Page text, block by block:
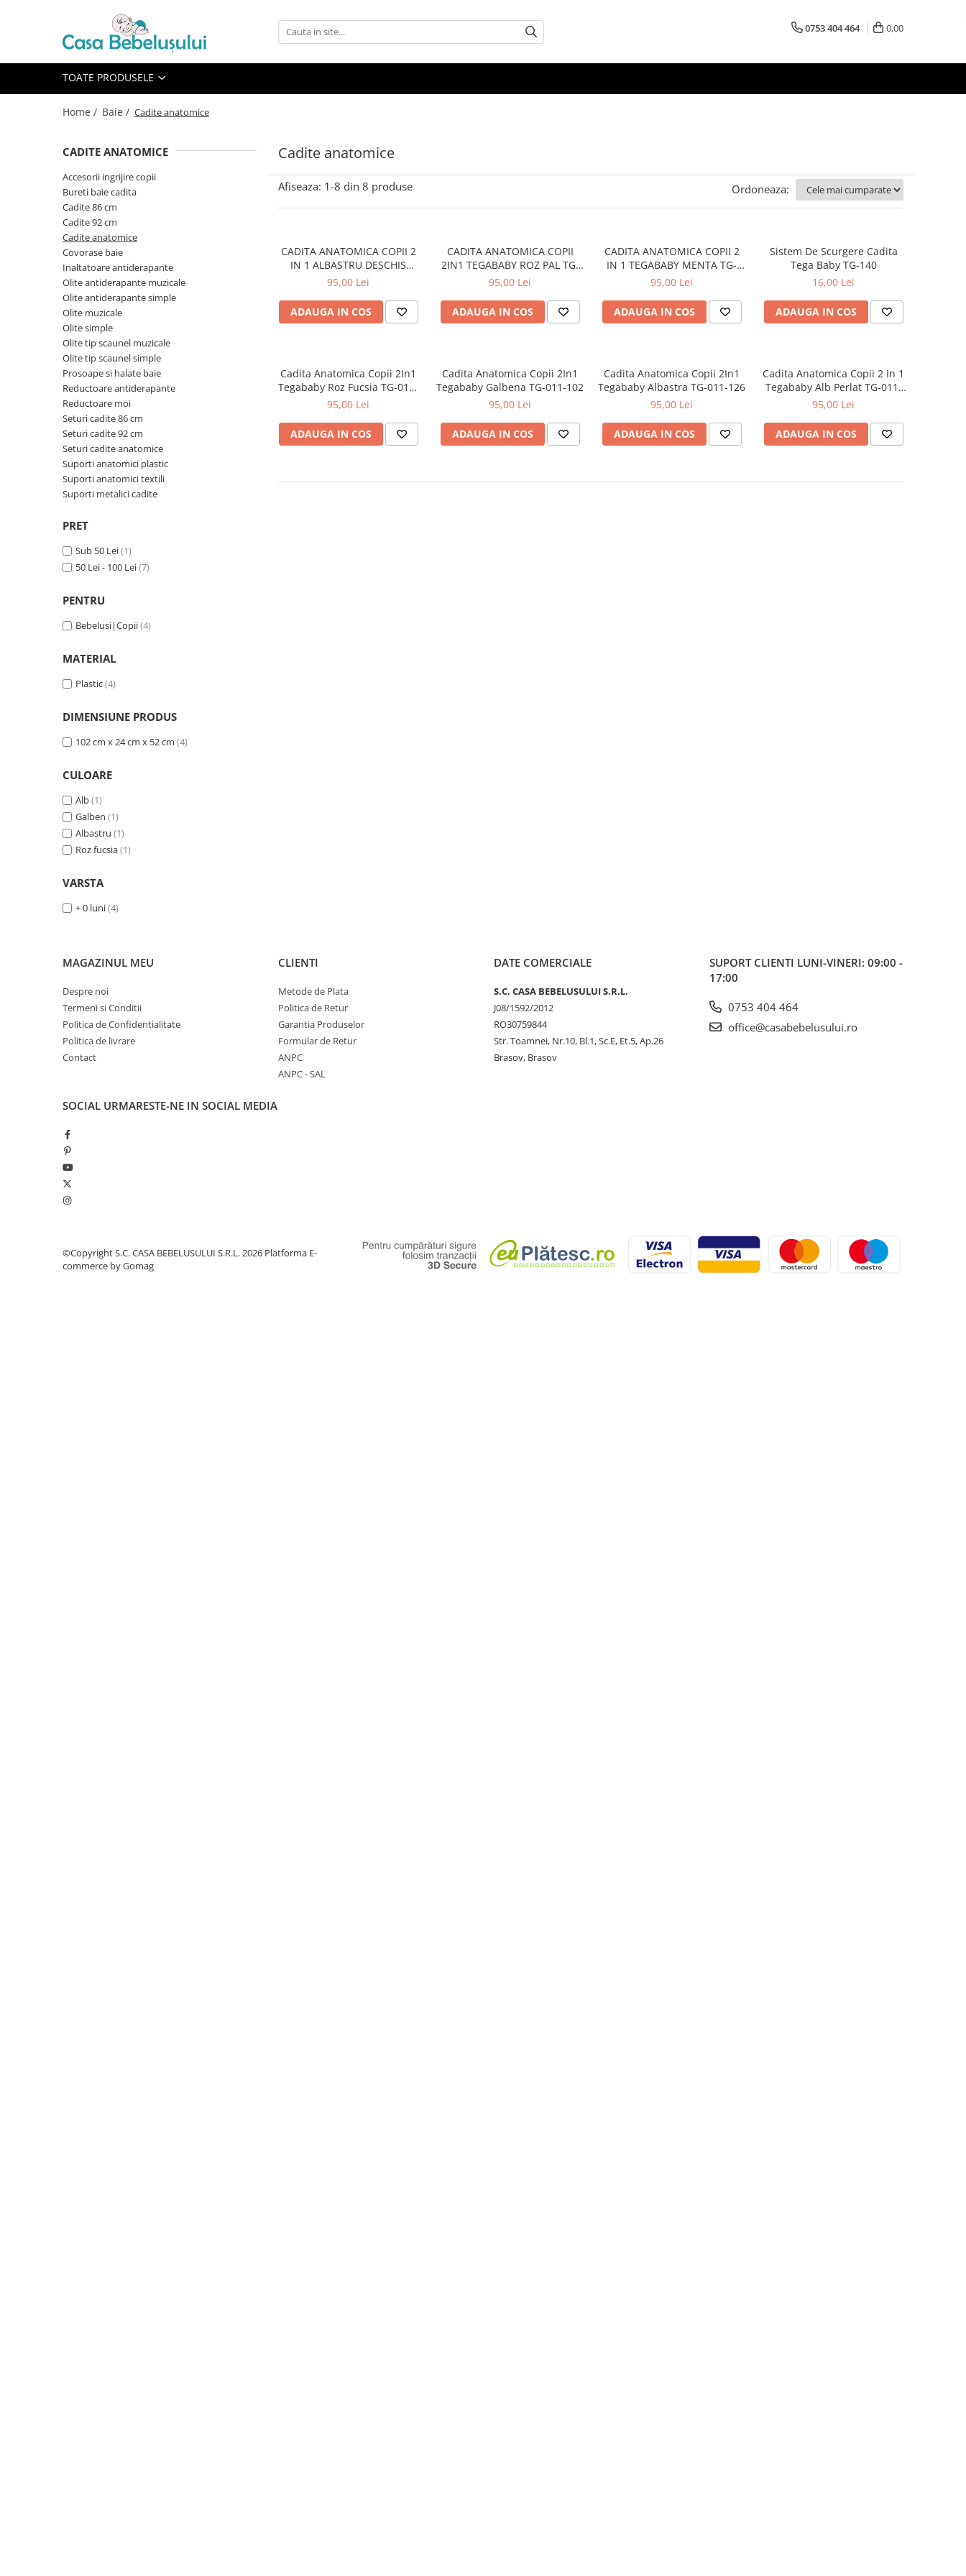
Toate Produsele
Accesorii carucioare copii
Accesorii carucioare
Cantare bebelusi si copii
Termometre copii
Accesorii ingrijire copii
Bureti baie cadita
Cadite 86 cm
Cadite 92 cm
Cadite anatomice
Covorase baie
Inaltatoare antiderapante
Olite antiderapante muzicale
Olite antiderapante simple
Olite muzicale
Olite simple
Olite tip scaunel muzicale
Olite tip scaunel simple
Reductoare antiderapante
Reductoare moi
Seturi cadite 86 cm
Seturi cadite 92 cm
Suporti anatomici textili
Suporti metalici cadite
Accesorii patuturi
Fotolii, mese si scaune copii
Leagane copii
Mese de infasat BASIC 50x70 cm
Mese de infasat capat inchis 50x70
Mese de infasat COMFORT 50x70
Mese de infasat moi
Mese de infasat Ultra Light 50x70
Patuturi pliabile
Sisteme de siguranta copii
Jucarii bebelusi
Centre de activitati
Jucarii bip-bip si chitaitoare
Jucarii de agatat
Jucarii educative bebe
0753 404 464 0,00
TOATE PRODUSELE
Home / Baie / Cadite anatomice
Cadite anatomice
CADITE ANATOMICE
Accesorii ingrijire copii
Bureti baie cadita
Cadite 86 cm
Cadite 92 cm
Cadite anatomice
Covorase baie
Inaltatoare antiderapante
Olite antiderapante muzicale
Olite antiderapante simple
Olite muzicale
Olite simple
Olite tip scaunel muzicale
Olite tip scaunel simple
Prosoape si halate baie
Reductoare antiderapante
Reductoare moi
Seturi cadite 86 cm
Seturi cadite 92 cm
Seturi cadite anatomice
Suporti anatomici plastic
Suporti anatomici textili
Suporti metalici cadite
PRET
Sub 50 Lei(1)
50 Lei - 100 Lei(7)
PENTRU
Bebelusi|Copii(4)
MATERIAL
Plastic(4)
DIMENSIUNE PRODUS
102 cm x 24 cm x 52 cm (4)
CULOARE
Alb(1)
Galben (1)
Albastru (1)
Roz fucsia(1)
VARSTA
+ 0 luni(4)
Afiseaza: 1-8 din 8 produse Ordoneaza:
CADITA ANATOMICA COPII 2
IN 1 ALBASTRU DESCHIS
TEGABABY TG-011-101
95,00 Lei
ADAUGA IN COS
CADITA ANATOMICA COPII
2IN1 TEGABABY ROZ PAL TG-
011-104
95,00 Lei
ADAUGA IN COS
CADITA ANATOMICA COPII 2
IN 1 TEGABABY MENTA TG-
011-105
95,00 Lei
ADAUGA IN COS
Sistem De Scurgere Cadita
Tega Baby TG-140
16,00 Lei
ADAUGA IN COS
Cadita Anatomica Copii 2In1
Tegababy Roz Fucsia TG-011-
145
95,00 Lei
ADAUGA IN COS
Cadita Anatomica Copii 2In1
Tegababy Galbena TG-011-102
95,00 Lei
ADAUGA IN COS
Cadita Anatomica Copii 2In1
Tegababy Albastra TG-011-126
95,00 Lei
ADAUGA IN COS
Cadita Anatomica Copii 2 In 1
Tegababy Alb Perlat TG-011-
118
95,00 Lei
ADAUGA IN COS
MAGAZINUL MEU
Despre noi
Termeni si Conditii
Politica de Confidentialitate
Politica de livrare
Contact
CLIENTI
Metode de Plata
Politica de Retur
Garantia Produselor
Formular de Retur
ANPC
ANPC - SAL
DATE COMERCIALE
S.C. CASA BEBELUSULUI S.R.L.
J08/1592/2012
RO30759844
Str. Toamnei, Nr.10, Bl.1, Sc.E, Et.5, Ap.26
Brasov, Brasov
SUPORT CLIENTI LUNI-VINERI: 09:00 -
17:00
0753 404 464
office@casabebelusului.ro
SOCIAL URMARESTE-NE IN SOCIAL MEDIA
©Copyright S.C. CASA BEBELUSULUI S.R.L. 2026 Platforma E-
commerce by Gomag